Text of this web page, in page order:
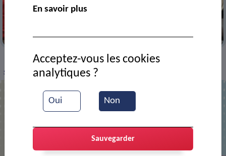
> VIE MUNICIPALE > Ressources documentaires
Samedi lecture
En savoir plus
Oui Non
Acceptez-vous les cookies
analytiques ?
Sauvegarder